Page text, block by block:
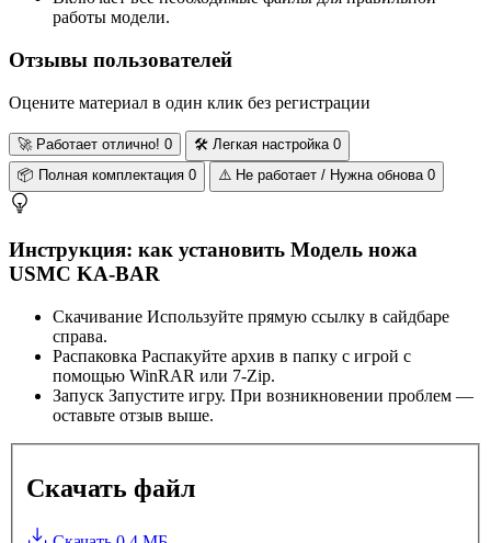
работы модели.
Отзывы пользователей
Оцените материал в один клик без регистрации
🚀Работает отлично! 0 🛠️ Легкая настройка 0
📦 Полная комплектация 0 ⚠️ Не работает / Нужна обнова 0
Инструкция: как установить Модель ножа
USMC KA-BAR
Скачивание Используйте прямую ссылку в сайдбаре
справа.
Распаковка Распакуйте архив в папку с игрой с
помощью WinRAR или 7-Zip.
Запуск Запустите игру. При возникновении проблем —
оставьте отзыв выше.
Скачать файл